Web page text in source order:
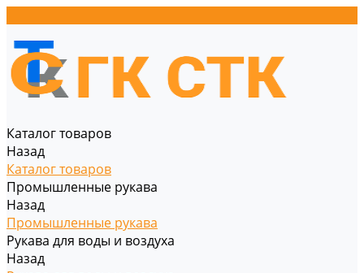
Каталог товаров
Назад
Каталог товаров
Промышленные рукава
Назад
Промышленные рукава
Рукава для воды и воздуха
Назад